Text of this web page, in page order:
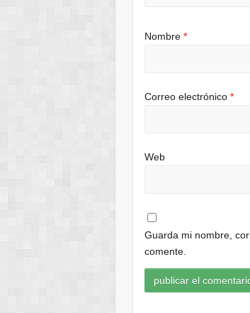
Nombre*
Correo electrónico*
Web
Guarda mi nombre,
comente.